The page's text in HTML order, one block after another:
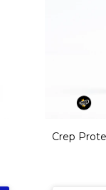
Crep